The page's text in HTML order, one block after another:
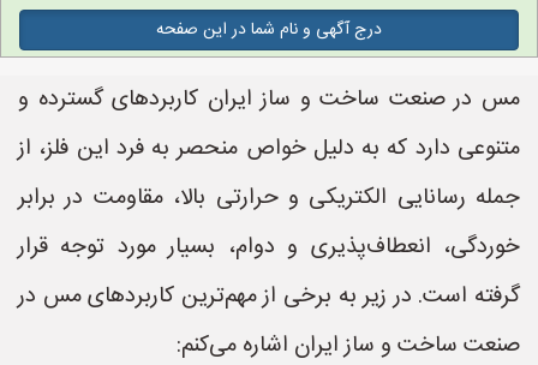
درج آگهی و نام شما در این صفحه
مس در صنعت ساخت و ساز ایران کاربردهای گسترده و
متنوعی دارد که به دلیل خواص منحصر به فرد این فلز، از
جمله رسانایی الکتریکی و حرارتی بالا، مقاومت در برابر
خوردگی، انعطاف‌پذیری و دوام، بسیار مورد توجه قرار
گرفته است. در زیر به برخی از مهم‌ترین کاربردهای مس در
صنعت ساخت و ساز ایران اشاره می‌کنم: